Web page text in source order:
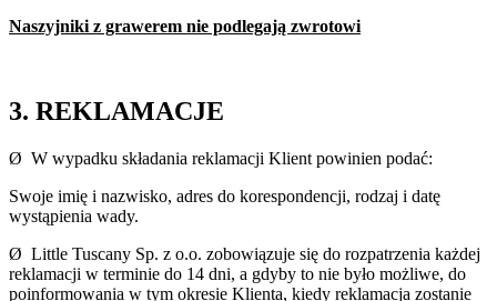
Naszyjniki z grawerem nie podlegają zwrotowi
3. REKLAMACJE
Ø W wypadku składania reklamacji Klient powinien podać:
Swoje imię i nazwisko, adres do korespondencji, rodzaj i datę
wystąpienia wady.
Ø Little Tuscany Sp. z o.o. zobowiązuje się do rozpatrzenia każdej
reklamacji w terminie do 14 dni, a gdyby to nie było możliwe, do
poinformowania w tym okresie Klienta, kiedy reklamacja zostanie